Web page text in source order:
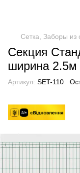
Сетка, Заборы из
Секция
ширина
Артикул: SET-110